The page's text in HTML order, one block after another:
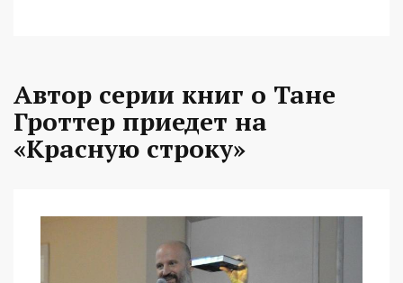
Автор серии книг о Тане
Гроттер приедет на
«Красную строку»